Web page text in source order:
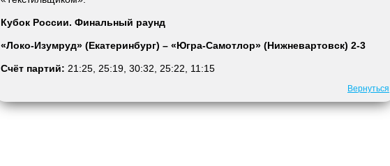
Кубок России. Финальный раунд
«Локо-Изумруд» (Екатеринбург) – «Югра-Самотлор» (Нижневартовск) 2-3
Счёт партий: 21:25, 25:19, 30:32, 25:22, 11:15
Вернуться